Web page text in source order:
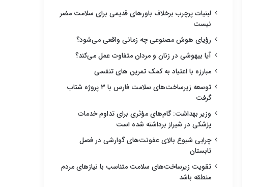
لبنیات پرچرب برخلاف باورهای قدیمی برای سلامت مضر
نیست
رؤیای هوش مصنوعی چه زمانی واقعی می‌شود؟
آیا بیهوشی در زنان و مردان متفاوت عمل می‌کند؟
مبارزه با اعتیاد به کمک تمرین های تنفسی
توسعه زیرساخت‌های سلامت فارس با ۳ پروژه شتاب
گرفت
وزیر بهداشت: گام‌های مؤثری برای تداوم خدمات
پزشکی در شیراز برداشته شده است
چرایی شیوع بالای عفونت‌های گوارشی در فصل
تابستان
تقویت زیرساخت‌های سلامت متناسب با نیازهای مردم
منطقه باشد